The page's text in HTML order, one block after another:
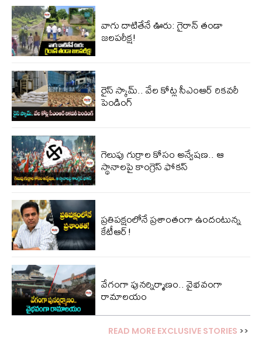
వాగు దాటితేనే ఊరు: గైరాన్ తండా
జలపరీక్ష!
రైస్ స్కామ్.. వేల కోట్ల‌ సీఎంఆర్ రికవరీ
పెండింగ్
గెలుపు గుర్రాల కోసం అన్వేషణ.. ఆ
స్థానాలపై కాంగ్రెస్ ఫోకస్
ప్ర‌తిప‌క్షంలోనే ప్ర‌శాంతంగా ఉందంటున్న
కేటీఆర్!
వేగంగా పునర్నిర్మాణం.. వైభవంగా
రామాలయం
READ MORE EXCLUSIVE STORIES >>